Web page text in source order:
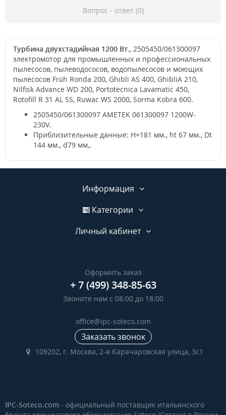
Вопрос - ответ (0)
Турбина двухстадийная 1200 Вт., 2505450/061300097
электромотор для промышленных и профессиональных
пылесосов, пылеводососов, водопылесосов и моющих
пылесосов Früh Ronda 200, Ghibli AS 400, GhibliA 210,
Nilfisk Advance WD 200, Portotecnica Lavamatic 450,
Rotofill R 31 AL SS, Ruwac WS 2000, Sorma Kobra 600.
2505450/061300097 AMETEK 061300097 1200W-
230V.
Приблизительные данные: H=181 мм., ht 67 мм., Dt
144 мм., d79 мм,.
Информация
Категории
Личный кабинет
Оформить заказ
+ 7 (499) 348-85-63
Звоните нам с 08:00 до 18:00
office@ipc-soteco.com
Заказать звонок
109202, г. Москва, 2-я Карачаровская улица, 3с1
IPC-Soteco.com - официальный поставщик итальянского